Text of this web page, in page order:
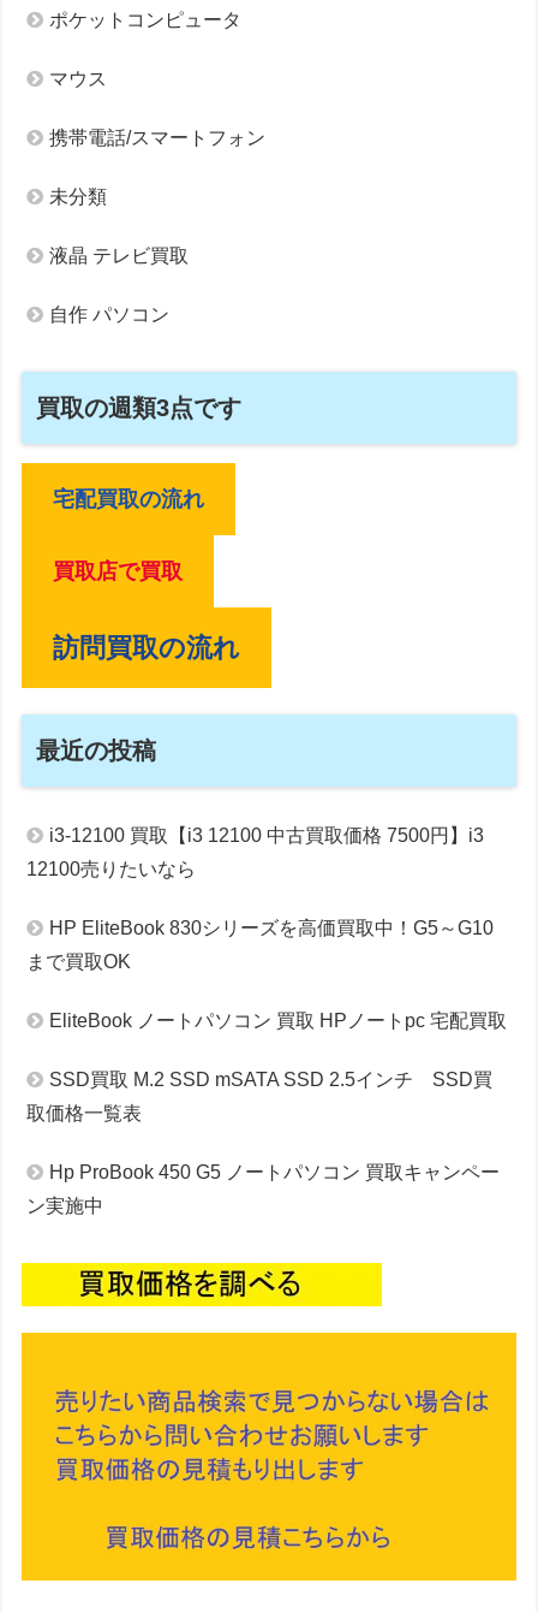
ポケットコンピュータ
マウス
携帯電話/スマートフォン
未分類
液晶 テレビ買取
自作 パソコン
買取の週類3点です
宅配買取の流れ
買取店で買取
訪問買取の流れ
最近の投稿
i3-12100 買取【i3 12100 中古買取価格 7500円】i3
12100売りたいなら
HP EliteBook 830シリーズを高価買取中！G5～G10
まで買取OK
EliteBook ノートパソコン 買取 HPノートpc 宅配買取
SSD買取 M.2 SSD mSATA SSD 2.5インチ SSD買
取価格一覧表
Hp ProBook 450 G5 ノートパソコン 買取キャンペー
ン実施中